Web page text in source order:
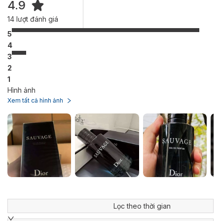
4.9
14 lượt đánh giá
5
4
3
2
1
Hình ảnh
Xem tất cả hình ảnh
Lọc theo thời gian